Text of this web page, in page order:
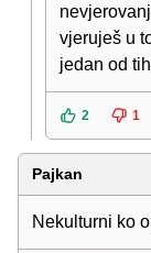
vjeruješ u
jedan od
2 1
Pajkan
Nekulturni ko